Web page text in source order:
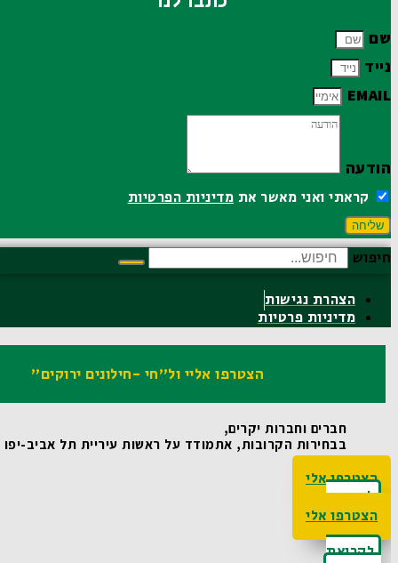
שם
נייד
EMAIL
הודעה
קראתי ואני מאשר אתמדיניות הפרטיות
שליחה
חיפוש
הצהרת נגישות
מדיניות פרטיות
הצטרפו אליי ול"חי -חילונים ירוקים"
חברים וחברות יקרים,
בבחירות הקרובות, אתמודד על ראשות עיריית תל אביב-יפו
הצטרפו אלי
לקריאת
האג'נדה
הצטרפו אלי
לקריאת